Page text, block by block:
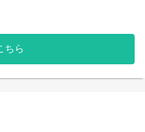
ル対応、入金確認連絡など
問い合わせ対応
問い合わせ対応
活用し、世代や国を超え、
を目指します。
ス）
ことができ、ブランドの質
基準の設定や見直し、業務
を完成させる。また、廃番
ちら